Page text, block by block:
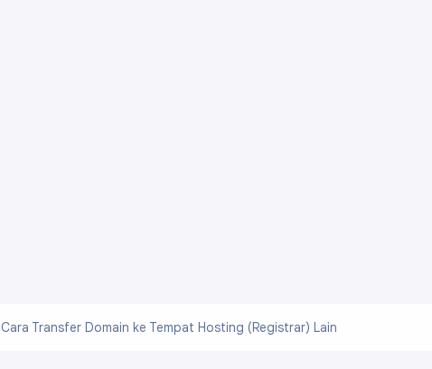
Cara Transfer Domain ke Tempat Hosting (Registrar) Lain